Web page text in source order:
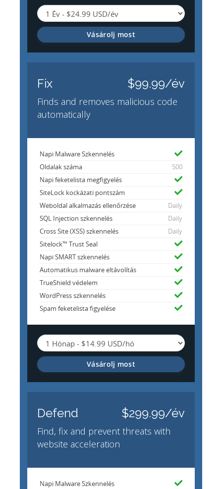
Vásárolj most
Fix $99.99/év
Finds and removes malicious code
automatically
Napi Malware Szkennelés
Oldalak száma
500
Napi feketelista megfigyelés
SiteLock kockázati pontszám
Weboldal alkalmazás ellenőrzése
Daily
SQL Injection szkennelés
Daily
Cross Site (XSS) szkennelés
Daily
Sitelock™ Trust Seal
Napi SMART szkennelés
Automatikus malware eltávolítás
TrueShield védelem
WordPress szkennelés
Spam feketelista figyelése
Vásárolj most
Defend $299.99/év
Find, fix and prevent threats with
website acceleration
Napi Malware Szkennelés